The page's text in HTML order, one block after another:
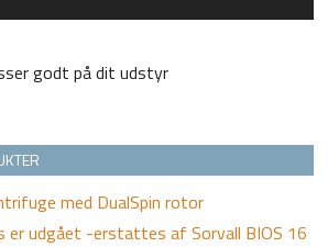
godt på dit udstyr
med DualSpin rotor
er udgået -erstattes af Sorvall BIOS 16